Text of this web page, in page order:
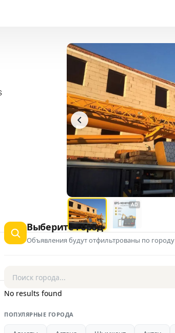
AD
Выберите город
Объявления будут отфильтрованы по городу
No results found
ПОПУЛЯРНЫЕ ГОРОДА